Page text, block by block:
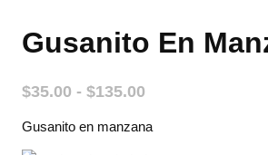
Gusanito En
$35.00 - $135.00
precios:
Gusanito en manzana